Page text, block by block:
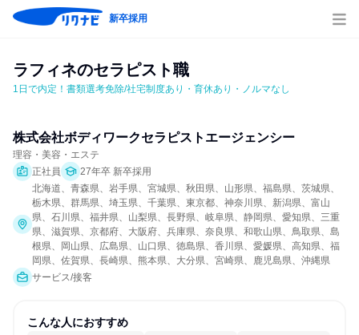
新卒採用
ラフィネのセラピスト職
1日で内定！書類選考免除/社宅制度あり・育休あり・ノルマなし
株式会社ボディワークセラピストエージェンシー
理容・美容・エステ
正社員
27年卒 新卒採用
北海道、青森県、岩手県、宮城県、秋田県、山形県、福島県、茨城県、
栃木県、群馬県、埼玉県、千葉県、東京都、神奈川県、新潟県、富山
県、石川県、福井県、山梨県、長野県、岐阜県、静岡県、愛知県、三重
県、滋賀県、京都府、大阪府、兵庫県、奈良県、和歌山県、鳥取県、島
根県、岡山県、広島県、山口県、徳島県、香川県、愛媛県、高知県、福
岡県、佐賀県、長崎県、熊本県、大分県、宮崎県、鹿児島県、沖縄県
サービス/接客
こんな人におすすめ